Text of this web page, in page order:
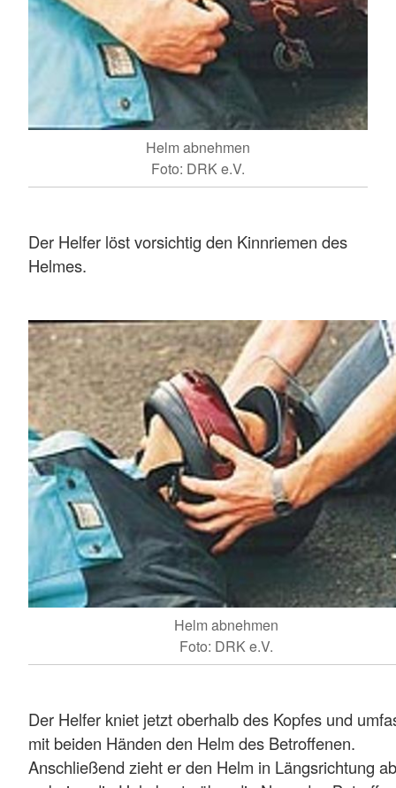
Helm abnehmen
Foto: DRK e.V.
Der Helfer löst vorsichtig den Kinnriemen des
Helmes.
Helm abnehmen
Foto: DRK e.V.
Der Helfer kniet jetzt oberhalb des Kopfes und
mit beiden Händen den Helm des Betroffenen.
Anschließend zieht er den Helm in Längsrichtung